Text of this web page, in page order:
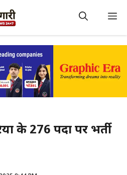
के 276 पदों पर भर्ती